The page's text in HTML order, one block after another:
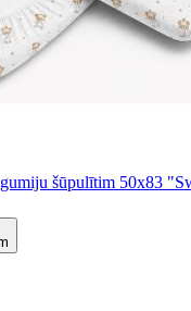
šūpulītim 50x83